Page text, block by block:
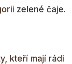
zelené čaje.
kteří mají rádi